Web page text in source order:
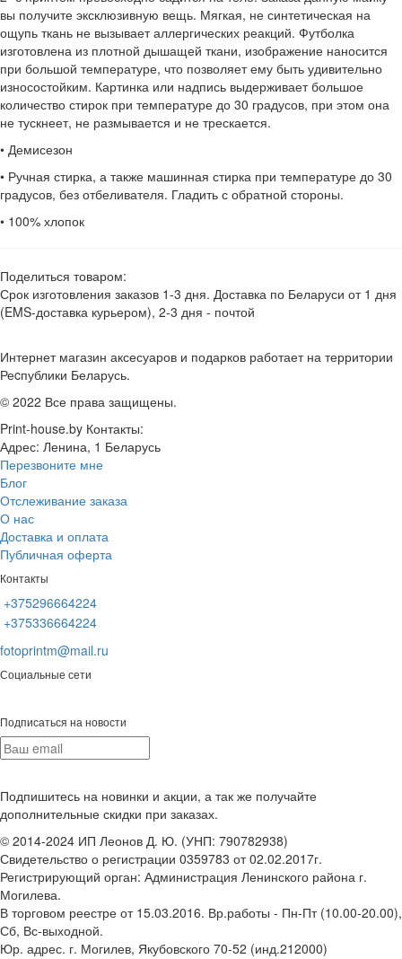
вы получите эксклюзивную вещь. Мягкая, не синтетическая на
ощупь ткань не вызывает аллергических реакций. Футболка
изготовлена из плотной дышащей ткани, изображение наносится
при большой температуре, что позволяет ему быть удивительно
износостойким. Картинка или надпись выдерживает большое
количество стирок при температуре до 30 градусов, при этом она
не тускнеет, не размывается и не трескается.
• Демисезон
• Ручная стирка, а также машинная стирка при температуре до 30
градусов, без отбеливателя. Гладить с обратной стороны.
• 100% хлопок
Поделиться товаром:
Срок изготовления заказов 1-3 дня. Доставка по Беларуси от 1 дня
(EMS-доставка курьером), 2-3 дня - почтой
Интернет магазин аксесуаров и подарков работает на территории
Реcпублики Беларусь.
© 2022 Все права защищены.
Print-house.by Контакты:
Адрес: Ленина, 1 Беларусь
Перезвоните мне
Блог
Отслеживание заказа
О нас
Доставка и оплата
Публичная оферта
Контакты
+375296664224
+375336664224
fotoprintm@mail.ru
Социальные сети
Подписаться на новости
Подпишитесь на новинки и акции, а так же получайте
дополнительные скидки при заказах.
© 2014-2024 ИП Леонов Д. Ю. (УНП: 790782938)
Свидетельство о регистрации 0359783 от 02.02.2017г.
Регистрирующий орган: Администрация Ленинского района г.
Могилева.
В торговом реестре от 15.03.2016. Вр.работы - Пн-Пт (10.00-20.00),
Сб, Вс-выходной.
Юр. адрес. г. Могилев, Якубовского 70-52 (инд.212000)